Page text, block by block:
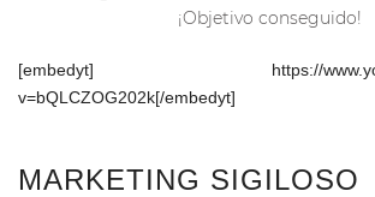
¡Objetivo conseguido!
[embedyt] https://
v=bQLCZOG202k[/embedyt]
MARKETING SIGILOSO